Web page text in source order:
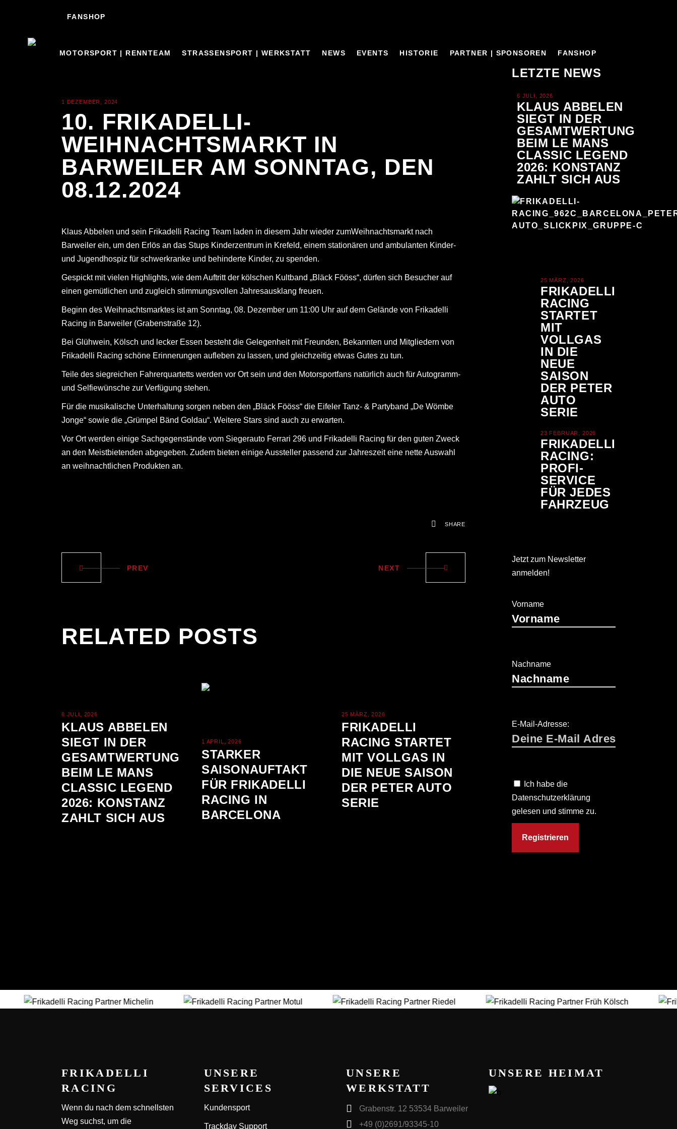
MOTORSPORT | RENNTEAM STRASSENSPORT | WERKSTATT NEWS EVENTS HISTORIE PARTNER | SPONSOREN FANSHOP
FANSHOP
1 DEZEMBER, 2024
10. FRIKADELLI-
WEIHNACHTSMARKT IN
BARWEILER AM SONNTAG, DEN
08.12.2024
Klaus Abbelen und sein Frikadelli Racing Team laden in diesem Jahr wieder zumWeihnachtsmarkt nach
Barweiler ein, um den Erlös an das Stups Kinderzentrum in Krefeld, einem stationären und ambulanten Kinder-
und Jugendhospiz für schwerkranke und behinderte Kinder, zu spenden.
Gespickt mit vielen Highlights, wie dem Auftritt der kölschen Kultband „Bläck Fööss“, dürfen sich Besucher auf
einen gemütlichen und zugleich stimmungsvollen Jahresausklang freuen.
Beginn des Weihnachtsmarktes ist am Sonntag, 08. Dezember um 11:00 Uhr auf dem Gelände von Frikadelli
Racing in Barweiler (Grabenstraße 12).
Bei Glühwein, Kölsch und lecker Essen besteht die Gelegenheit mit Freunden, Bekannten und Mitgliedern von
Frikadelli Racing schöne Erinnerungen aufleben zu lassen, und gleichzeitig etwas Gutes zu tun.
Teile des siegreichen Fahrerquartetts werden vor Ort sein und den Motorsportfans natürlich auch für Autogramm-
und Selfiewünsche zur Verfügung stehen.
Für die musikalische Unterhaltung sorgen neben den „Bläck Fööss“ die Eifeler Tanz- & Partyband „De Wömbe
Jonge“ sowie die „Grümpel Bänd Goldau“. Weitere Stars sind auch zu erwarten.
Vor Ort werden einige Sachgegenstände vom Siegerauto Ferrari 296 und Frikadelli Racing für den guten Zweck
an den Meistbietenden abgegeben. Zudem bieten einige Aussteller passend zur Jahreszeit eine nette Auswahl
an weihnachtlichen Produkten an.
SHARE
PREV NEXT
RELATED POSTS
6 JULI, 2026
KLAUS ABBELEN
SIEGT IN DER
GESAMTWERTUNG
BEIM LE MANS
CLASSIC LEGEND
2026: KONSTANZ
ZAHLT SICH AUS
1 APRIL, 2026
STARKER
SAISONAUFTAKT
FÜR FRIKADELLI
RACING IN
BARCELONA
25 MÄRZ, 2026
FRIKADELLI
RACING STARTET
MIT VOLLGAS IN
DIE NEUE SAISON
DER PETER AUTO
SERIE
LETZTE NEWS
6 JULI, 2026
KLAUS ABBELEN
SIEGT IN DER
GESAMTWERTUNG
BEIM LE MANS
CLASSIC LEGEND
2026: KONSTANZ
ZAHLT SICH AUS
25 MÄRZ, 2026
FRIKADELLI
RACING
STARTET
MIT
VOLLGAS
IN DIE
NEUE
SAISON
DER PETER
AUTO
SERIE
23 FEBRUAR, 2026
FRIKADELLI
RACING:
PROFI-
SERVICE
FÜR JEDES
FAHRZEUG
Jetzt zum Newsletter
anmelden!
Vorname
Nachname
E-Mail-Adresse:
Ich habe die
Datenschutzerklärung
gelesen und stimme zu.
FRIKADELLI
RACING
Wenn du nach dem schnellsten
Weg suchst, um die
UNSERE
SERVICES
Kundensport
Trackday Support
UNSERE
WERKSTATT
Grabenstr. 12 53534 Barweiler
+49 (0)2691/93345-10
UNSERE HEIMAT